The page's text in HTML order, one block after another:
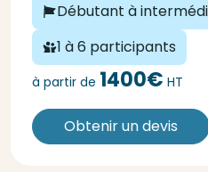
Débutant à
1 à 6 participants
à partir de 1400€ HT
Obtenir un devis